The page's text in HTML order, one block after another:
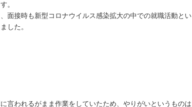
。
面接時も新型コロナウイルス感染拡大の中での就職活動とい
した。
言われるがまま作業をしていたため、やりがいというものは